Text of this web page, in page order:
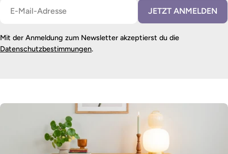
JETZT ANMELDEN
Mit der Anmeldung zum Newsletter akzeptierst du die
Datenschutzbestimmungen.